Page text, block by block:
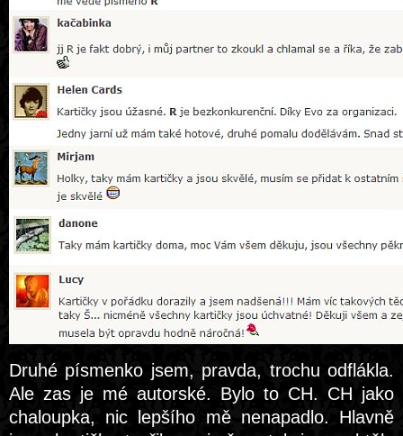
Druhé písmenko jsem, pravda, trochu odflákla.
Ale zas je mé autorské. Bylo to CH. CH jako
chaloupka, nic lepšího mě nenapadlo. Hlavně